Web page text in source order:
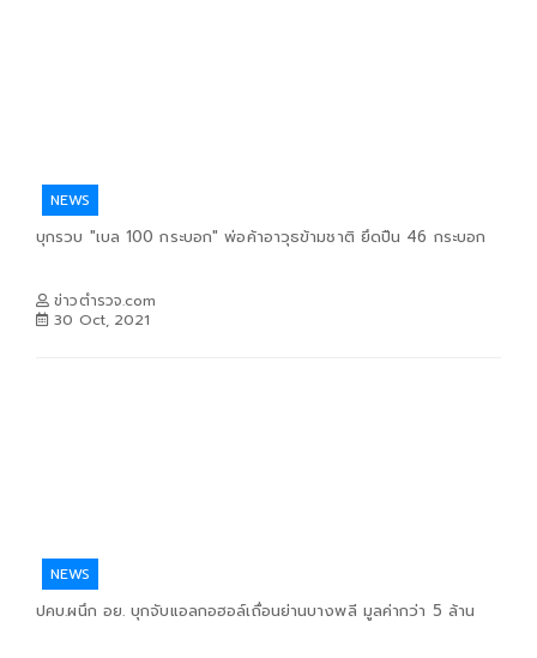
NEWS
บุกรวบ "เบล 100 กระบอก" พ่อค้าอาวุธข้ามชาติ ยึดปืน 46 กระบอก
ข่าวตำรวจ.com
30 Oct, 2021
NEWS
ปคบ.ผนึก อย. บุกจับแอลกอฮอล์เถื่อนย่านบางพลี มูลค่ากว่า 5 ล้าน